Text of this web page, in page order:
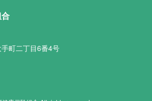
町二丁目6番4号